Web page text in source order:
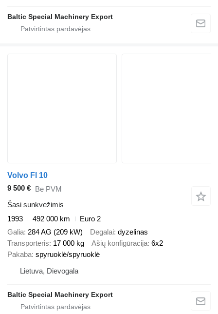
Baltic Special Machinery Export
Volvo Fl 10
9 500 € Be PVM
Šasi sunkvežimis
1993
492 000 km
Euro 2
Galia 284 AG (209 kW) Degalai dyzelinas
Transporteris 17 000 kg Ašių konfigūracija 6x2
Pakaba spyruoklė/spyruoklė
Lietuva, Dievogala
Baltic Special Machinery Export